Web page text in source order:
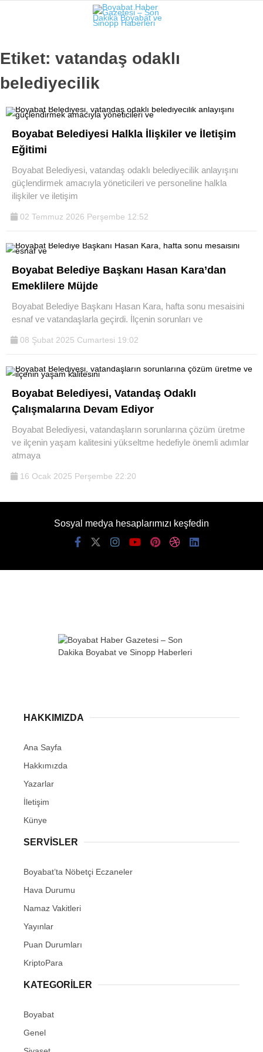
Etiket: vatandaş odaklı
belediyecilik
Boyabat Belediyesi Halkla İlişkiler ve İletişim
Eğitimi
Boyabat Belediyesi, vatandaş odaklı belediyecilik anlayışını
güçlendirmek amacıyla yöneticileri ve personeline halkla
ilişkiler ve iletişim
02 Temmuz 2026 Perşembe 12:52
Boyabat Belediye Başkanı Hasan Kara’dan
Emeklilere Müjde
Boyabat Belediye Başkanı Hasan Kara, hafta sonu mesaisini
esnaf ve vatandaşlarla geçirdi. İlçenin sorunları ve
08 Şubat 2025 Cumartesi 19:02
Boyabat Belediyesi, Vatandaş Odaklı
Çalışmalarına Devam Ediyor
Boyabat Belediyesi, vatandaşların sorunlarına çözüm üretme
ve ilçenin yaşam kalitesini yükseltme hedefiyle önemli adımlar
atmaya
16 Ocak 2025 Perşembe 22:20
Sosyal medya hesaplarımızı keşfedin
HAKKIMIZDA
Ana Sayfa
Hakkımızda
Yazarlar
İletişim
Künye
SERVISLER
Boyabat’ta Nöbetçi Eczaneler
Hava Durumu
Namaz Vakitleri
Yayınlar
Puan Durumları
KriptoPara
KATEGORILER
Boyabat
Genel